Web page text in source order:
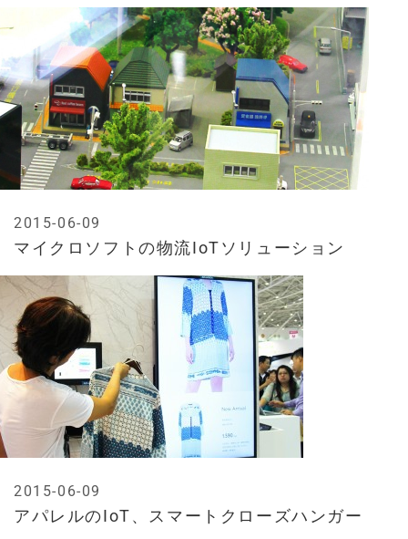
マイクロソフトの物流IoTソリューション
2015-06-09
アパレルのIoT、スマートクローズハンガー
2015-06-09